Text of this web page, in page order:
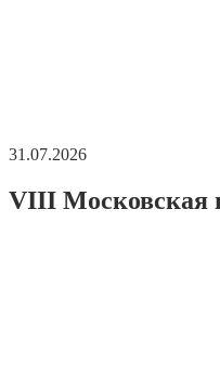
31.07.2026
VIII Московская